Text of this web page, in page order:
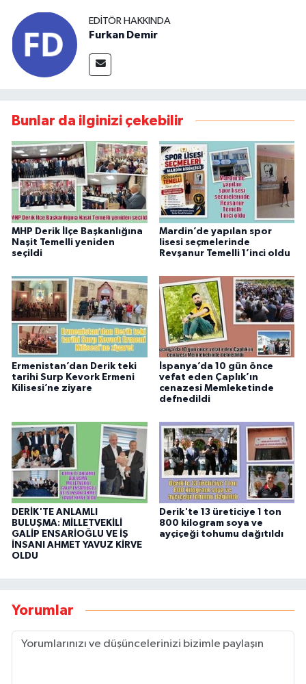
EDITÖR HAKKINDA
Furkan Demir
Bunlar da ilginizi çekebilir
MHP Derik İlçe Başkanlığına
Naşit Temelli yeniden
seçildi
Mardin’de yapılan spor
lisesi seçmelerinde
Revşanur Temelli 1’inci oldu
Ermenistan’dan Derik teki
tarihi Surp Kevork Ermeni
Kilisesi’ne ziyare
İspanya’da 10 gün önce
vefat eden Çaplık’ın
cenazesi Memleketinde
defnedildi
DERİK'TE ANLAMLI
BULUŞMA: MİLLETVEKİLİ
GALİP ENSARİOĞLU VE İŞ
İNSANI AHMET YAVUZ KİRVE
OLDU
Derik'te 13 üreticiye 1 ton
800 kilogram soya ve
ayçiçeği tohumu dağıtıldı
Yorumlar